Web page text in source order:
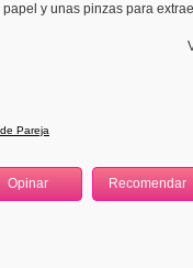
y unas pinzas para
Pareja